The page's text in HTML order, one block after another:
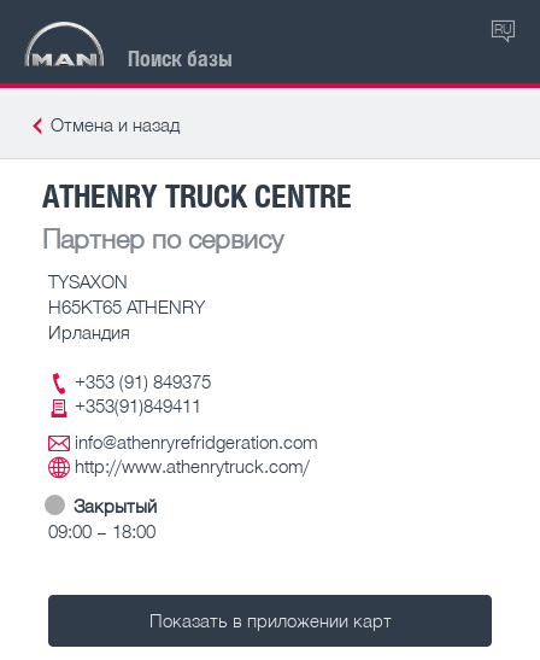
Поиск базы
RU
Отмена и назад
ATHENRY TRUCK CENTRE
Партнер по сервису
TYSAXON
H65KT65 ATHENRY
Ирландия
+353 (91) 849375
+353(91)849411
info@athenryrefridgeration.com
http://www.athenrytruck.com/
Закрытый
09:00 – 18:00
Показать в приложении карт